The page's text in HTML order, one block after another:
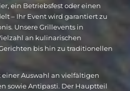
ein Betriebsfest oder einen
– Ihr Event wird garantiert zu
Unsere Grillevents in
an kulinarischen
bis hin zu traditionellen
Auswahl an vielfältigen
sowie Antipasti. Der Hauptteil